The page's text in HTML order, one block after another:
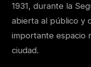
1931, durante la
abierta al público y
importante espacio
ciudad.